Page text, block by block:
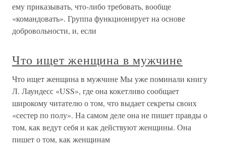
ему приказывать, что-либо требовать, вообще
«командовать». Группа функционирует на основе
добровольности, и, если
Что ищет женщина в мужчине
Что ищет женщина в мужчине Мы уже поминали книгу
Л. Лаундесс «USS», где она кокетливо сообщает
широкому читателю о том, что выдает секреты своих
«сестер по полу». На самом деле она не пишет правды о
том, как ведут себя и как действуют женщины. Она
пишет о том, как женщинам